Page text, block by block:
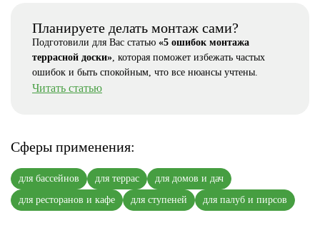
Планируете делать монтаж сами?
Подготовили для Вас статью «5 ошибок монтажа
террасной доски», которая поможет избежать частых
ошибок и быть спокойным, что все нюансы учтены.
Читать статью
Сферы применения:
для бассейнов для террас
для домов и дач
для ресторанов и кафе
для ступеней для палуб и пирсов